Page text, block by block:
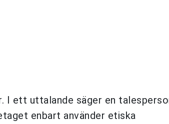
I ett uttalande säger en
enbart använder etiska